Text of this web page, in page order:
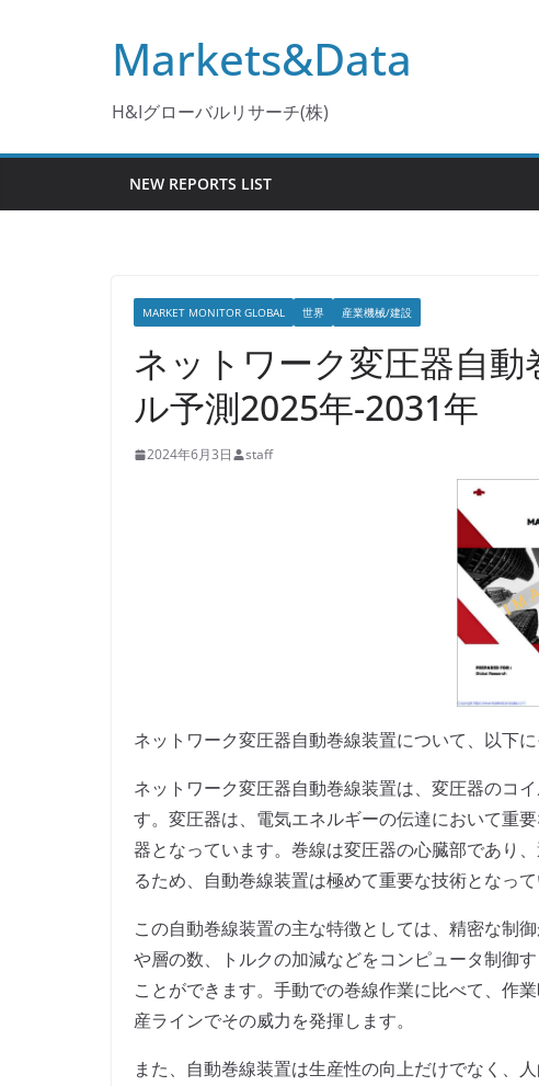
Markets&Data
H&Iグローバルリサーチ(株)
NEW REPORTS LIST
MARKET MONITOR GLOBAL 世界 産業機械/建設
ネットワーク変圧器自
ル予測2025年-2031年
2024年6月3日 staff
ネットワーク変圧器自動巻線装置について、以下
ネットワーク変圧器自動巻線装置は、変圧器のコ
す。変圧器は、電気エネルギーの伝達において重
器となっています。巻線は変圧器の心臓部であり
るため、自動巻線装置は極めて重要な技術となって
この自動巻線装置の主な特徴としては、精密な制
や層の数、トルクの加減などをコンピュータ制御
ことができます。手動での巻線作業に比べて、作
産ラインでその威力を発揮します。
また、自動巻線装置は生産性の向上だけでなく、